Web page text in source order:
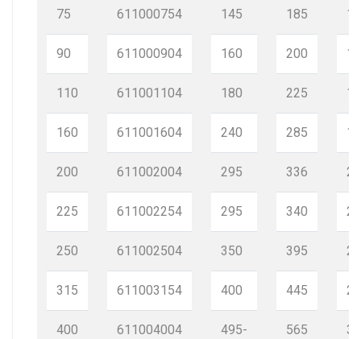
75
90
110
160
200
225
250
315
400
611000754
611000904
611001104
611001604
611002004
611002254
611002504
611003154
611004004
145
160
180
240
295
295
350
400
495-
185
200
225
285
336
340
395
445
565